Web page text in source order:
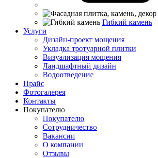
Гибкий камень
Услуги
Дизайн-проект мощения
Укладка тротуарной плитки
Визуализация мощения
Ландшафтный дизайн
Водоотведение
Прайс
Фотогалерея
Контакты
Покупателю
Покупателю
Сотрудничество
Вакансии
О компании
Отзывы